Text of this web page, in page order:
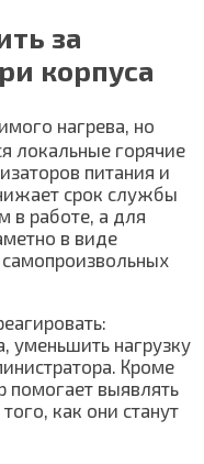
за
корпуса
нагрева, но
локальные горячие
питания и
срок службы
в работе, а для
в виде
уменьшить нагрузку
Кроме
помогает выявлять
как они станут